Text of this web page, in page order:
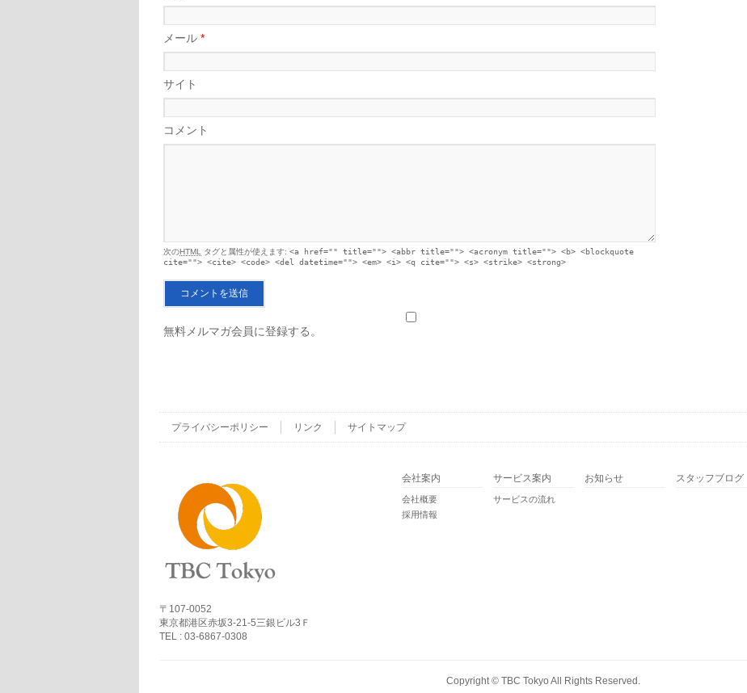
メール *
サイト
コメント
次のHTML タグと属性が使えます: <a href="" title=""> <abbr title=""> <acronym title=""> <b> <blockquote
cite=""> <cite> <code> <del datetime=""> <em> <i> <q cite=""> <s> <strike> <strong>
無料メルマガ会員に登録する。
プライバシーポリシー リンク サイトマップ
〒107-0052
東京都港区赤坂3-21-5三銀ビル3Ｆ
TEL : 03-6867-0308
会社案内
会社概要
採用情報
サービス案内
サービスの流れ
お知らせ スタッフブログ
Copyright © TBC Tokyo All Rights Reserved.